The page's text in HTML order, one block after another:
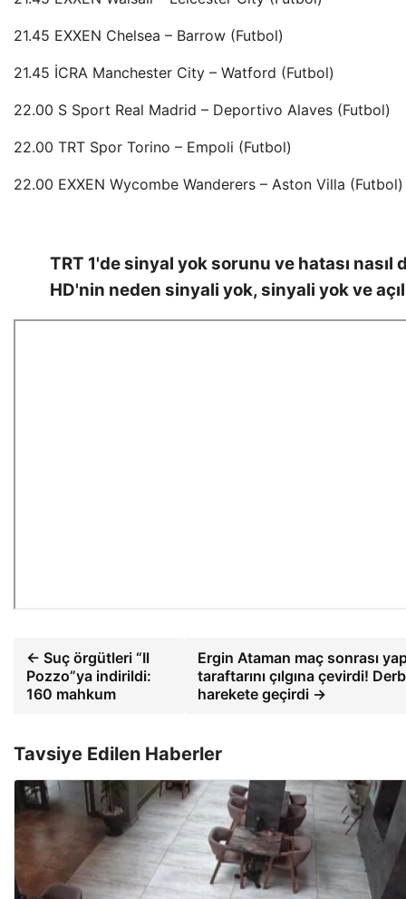
21.45 EXXEN Chelsea – Barrow (Futbol)
21.45 İCRA Manchester City – Watford (Futbol)
22.00 S Sport Real Madrid – Deportivo Alaves (Futbol)
22.00 TRT Spor Torino – Empoli (Futbol)
22.00 EXXEN Wycombe Wanderers – Aston Villa (Futbol)
TRT 1'de sinyal yok sorunu ve hatası nasıl
HD'nin neden sinyali yok, sinyali yok ve
← Suç örgütleri “Il
Pozzo”ya indirildi:
160 mahkum
Ergin Ataman maç sonrası
taraftarını çılgına çevirdi!
harekete geçirdi →
Tavsiye Edilen Haberler